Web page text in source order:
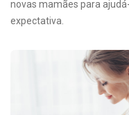
novas mamães para
expectativa.